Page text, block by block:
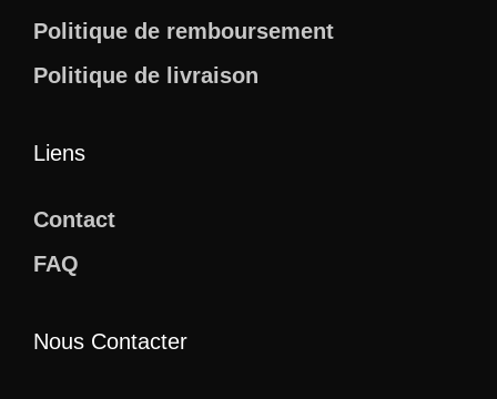
Politique de remboursement
Politique de livraison
Liens
Contact
FAQ
Nous Contacter